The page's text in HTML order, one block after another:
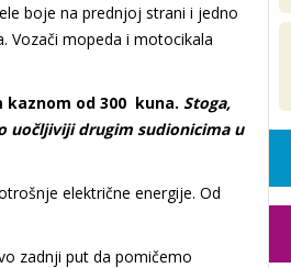
boje na prednjoj strani i jedno
Vozači mopeda i motocikala
kaznom od 300 kuna. Stoga,
uočljiviji drugim sudionicima u
električne energije. Od
zadnji put da pomičemo